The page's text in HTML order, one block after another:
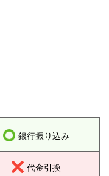
銀行振り込み
代金引換